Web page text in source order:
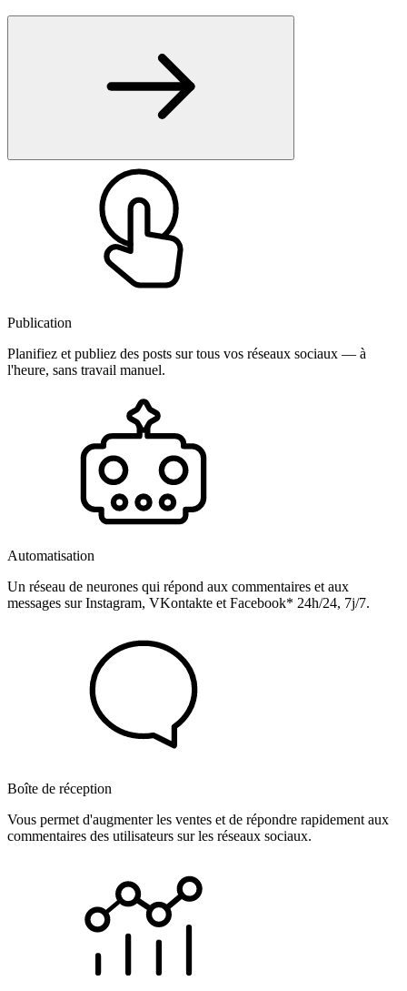
Publication
Planifiez et publiez des posts sur tous vos réseaux sociaux — à
l'heure, sans travail manuel.
Automatisation
Un réseau de neurones qui répond aux commentaires et aux
messages sur Instagram, VKontakte et Facebook* 24h/24, 7j/7.
Boîte de réception
Vous permet d'augmenter les ventes et de répondre rapidement aux
commentaires des utilisateurs sur les réseaux sociaux.